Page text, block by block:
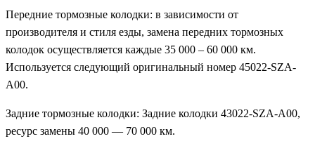
Передние тормозные колодки: в зависимости от
производителя и стиля езды, замена передних тормозных
колодок осуществляется каждые 35 000 – 60 000 км.
Используется следующий оригинальный номер 45022-SZA-
A00.
Задние тормозные колодки: Задние колодки 43022-SZA-A00,
ресурс замены 40 000 — 70 000 км.